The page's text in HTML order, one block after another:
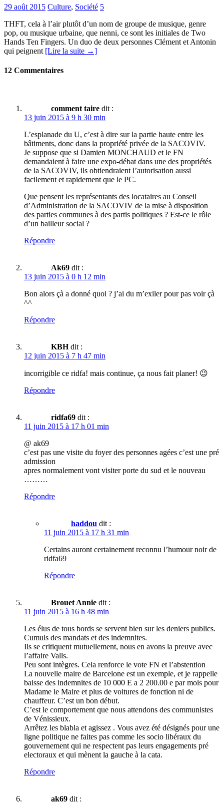
29 août 2015 Culture, Société 5
THFT, cela à l’air plutôt d’un nom de groupe de musique, genre
pop, ou musique urbaine, que nenni, ce sont les initiales de Two
Hands Ten Fingers. Un duo de deux personnes Clément et Antonin
qui peignent [Lire la suite →]
12 Commentaires
comment taire dit :
13 juin 2015 à 9 h 30 min
L’esplanade du U, c’est à dire sur la partie haute entre les
bâtiments, donc dans la propriété privée de la SACOVIV.
Je suppose que si Damien MONCHAUD et le FN
demandaient à faire une expo-débat dans une des propriétés
de la SACOVIV, ils obtiendraient l’autorisation aussi
facilement et rapidement que le PC.
Que pensent les représentants des locataires au Conseil
d’Administration de la SACOVIV de la mise à disposition
des parties communes à des partis politiques ? Est-ce le rôle
d’un bailleur social ?
Répondre
Ak69 dit :
13 juin 2015 à 0 h 12 min
Bon alors çà a donné quoi ? j’ai du m’exiler pour pas voir çà
^^
Répondre
KBH dit :
12 juin 2015 à 7 h 47 min
incorrigible ce ridfa! mais continue, ça nous fait planer! 😉
Répondre
ridfa69 dit :
11 juin 2015 à 17 h 01 min
@ ak69
c’est pas une visite du foyer des personnes agées c’est une pré
admission
apres normalement vont visiter porte du sud et le nouveau
………
Répondre
haddou dit :
11 juin 2015 à 17 h 31 min
Certains auront certainement reconnu l’humour noir de
ridfa69
Répondre
Brouet Annie dit :
11 juin 2015 à 16 h 48 min
Les élus de tous bords se servent bien sur les deniers publics.
Cumuls des mandats et des indemnites.
Ils se critiquent mutuellement, nous en avons la preuve avec
l’affaire Valls.
Peu sont intègres. Cela renforce le vote FN et l’abstention
La nouvelle maire de Barcelone est un exemple, et je rappelle
baisse des indemnites de 10 000 E a 2 200.00 e par mois pour
Madame le Maire et plus de voitures de fonction ni de
chauffeur. C’est un bon début.
C’est le comportement que nous attendons des communistes
de Vénissieux.
Arrêtez les blabla et agissez . Vous avez été désignés pour une
ligne politique ne faites pas comme les socio libéraux du
gouvernement qui ne respectent pas leurs engagements pré
electoraux et qui mènent la gauche à la cata.
Répondre
ak69 dit :